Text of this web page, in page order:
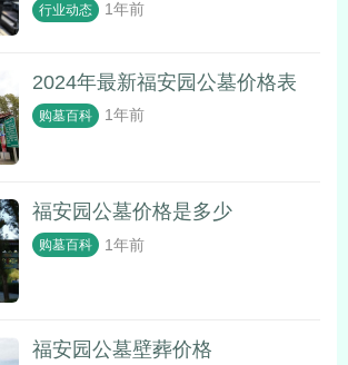
行业动态 1年前
2024年最新福安园公墓价格表
购墓百科 1年前
福安园公墓价格是多少
购墓百科 1年前
福安园公墓壁葬价格